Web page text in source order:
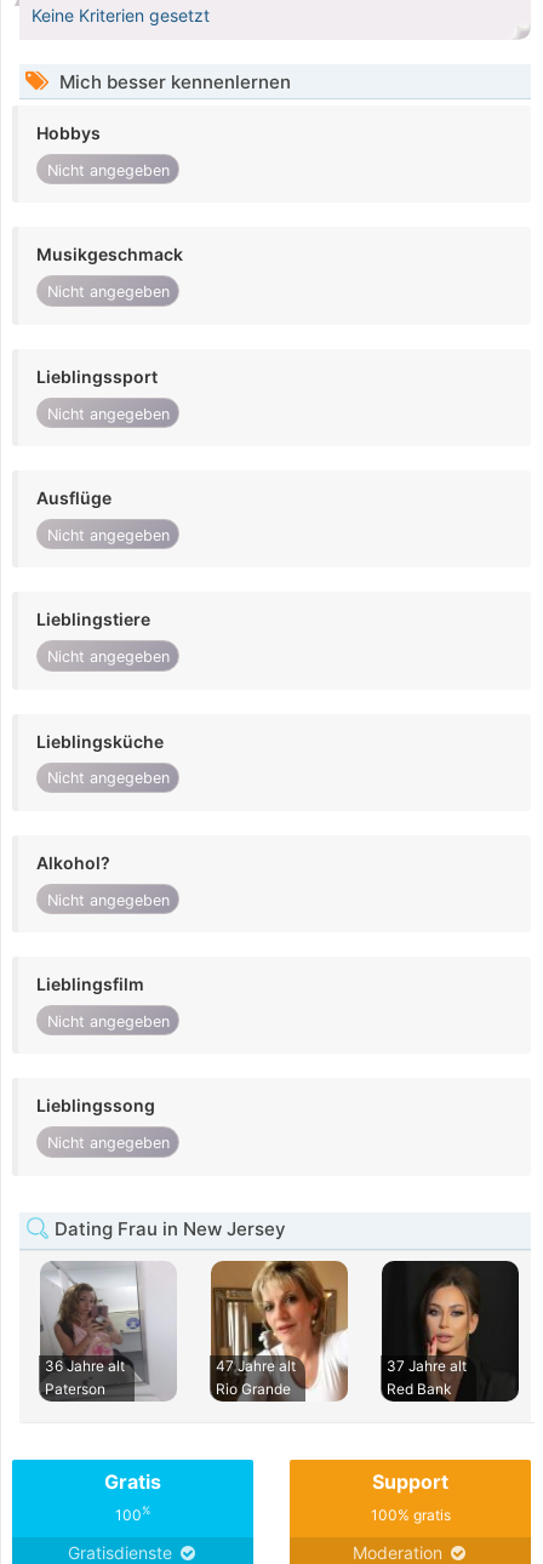
Keine Kriterien gesetzt
Mich besser kennenlernen
Hobbys
Nicht angegeben
Musikgeschmack
Nicht angegeben
Lieblingssport
Nicht angegeben
Ausflüge
Nicht angegeben
Lieblingstiere
Nicht angegeben
Lieblingsküche
Nicht angegeben
Alkohol?
Nicht angegeben
Lieblingsfilm
Nicht angegeben
Lieblingssong
Nicht angegeben
Dating Frau in New Jersey
36 Jahre alt
Paterson
47 Jahre alt
Rio Grande
37 Jahre alt
Red Bank
Gratis
100%
Gratisdienste
Support
100% gratis
Moderation